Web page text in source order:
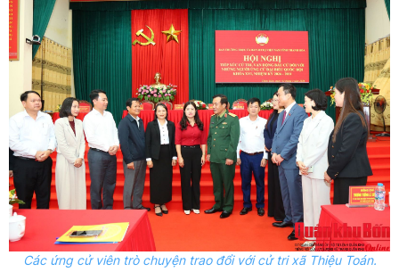
Các ứng cử viên trò chuyện trao đổi với cử tri xã Thiệu Toán.